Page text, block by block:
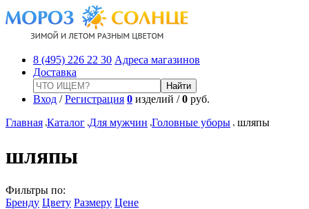
8 (495) 226 22 30 Адреса магазинов
Доставка
Вход /Регистрация 0 изделий /0 руб.
Главная Каталог Для мужчин Головные уборы шляпы
шляпы
Фильтры по:
Бренду Цвету Размеру Цене